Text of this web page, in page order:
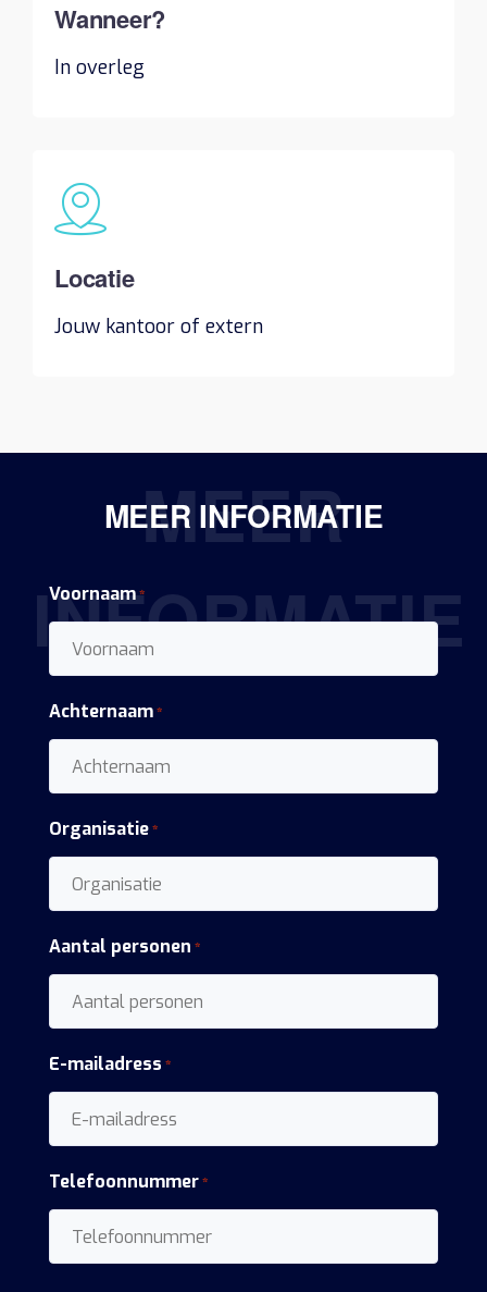
Wanneer?
In overleg
Locatie
Jouw kantoor of extern
MEER INFORMATIE
MEER
INFORMATIE
Voornaam*
Achternaam*
Organisatie*
Aantal personen *
E-mailadress *
Telefoonnummer*